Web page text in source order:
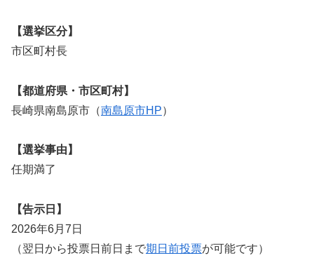
【選挙区分】
市区町村長
【都道府県・市区町村】
長崎県南島原市（南島原市HP）
【選挙事由】
任期満了
【告示日】
2026年6月7日
（翌日から投票日前日まで期日前投票が可能です）